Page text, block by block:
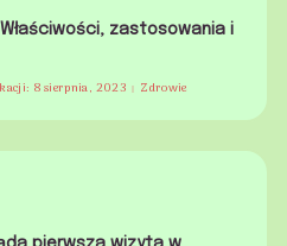
Właściwości, zastosowania i
8 sierpnia, 2023 Zdrowie